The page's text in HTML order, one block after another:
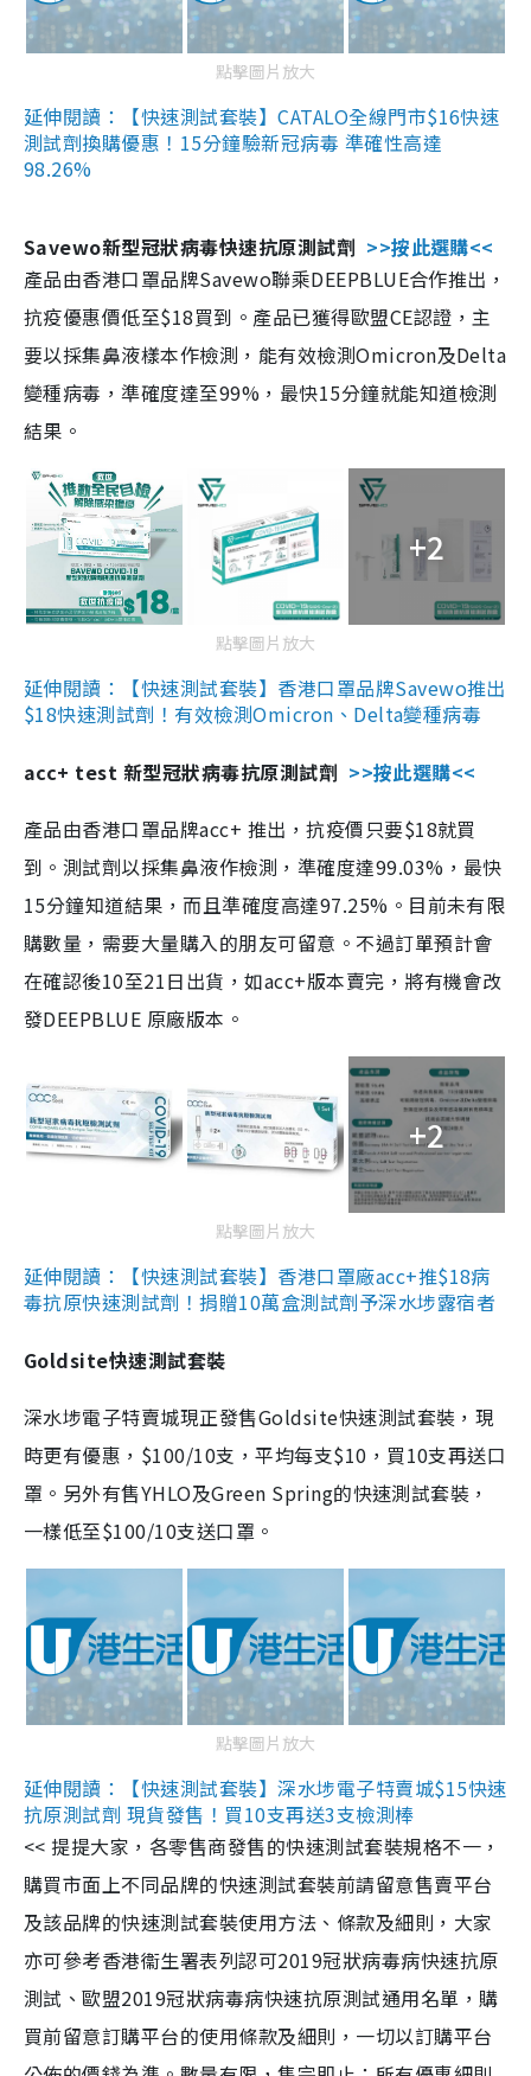
點擊圖片放大
延伸閱讀：【快速測試套裝】CATALO全線門市$16快速
測試劑換購優惠！15分鐘驗新冠病毒 準確性高達
98.26%
Savewo新型冠狀病毒快速抗原測試劑 >>按此選購<<
產品由香港口罩品牌Savewo聯乘DEEPBLUE合作推出，
抗疫優惠價低至$18買到。產品已獲得歐盟CE認證，主
要以採集鼻液樣本作檢測，能有效檢測Omicron及Delta
變種病毒，準確度達至99%，最快15分鐘就能知道檢測
結果。
+2
點擊圖片放大
延伸閱讀：【快速測試套裝】香港口罩品牌Savewo推出
$18快速測試劑！有效檢測Omicron、Delta變種病毒
acc+ test 新型冠狀病毒抗原測試劑 >>按此選購<<
產品由香港口罩品牌acc+ 推出，抗疫價只要$18就買
到。測試劑以採集鼻液作檢測，準確度達99.03%，最快
15分鐘知道結果，而且準確度高達97.25%。目前未有限
購數量，需要大量購入的朋友可留意。不過訂單預計會
在確認後10至21日出貨，如acc+版本賣完，將有機會改
發DEEPBLUE 原廠版本。
+2
點擊圖片放大
延伸閱讀：【快速測試套裝】香港口罩廠acc+推$18病
毒抗原快速測試劑！捐贈10萬盒測試劑予深水埗露宿者
Goldsite快速測試套裝
深水埗電子特賣城現正發售Goldsite快速測試套裝，現
時更有優惠，$100/10支，平均每支$10，買10支再送口
罩。另外有售YHLO及Green Spring的快速測試套裝，
一樣低至$100/10支送口罩。
點擊圖片放大
延伸閱讀：【快速測試套裝】深水埗電子特賣城$15快速
抗原測試劑 現貨發售！買10支再送3支檢測棒
<< 提提大家，各零售商發售的快速測試套裝規格不一，
購買市面上不同品牌的快速測試套裝前請留意售賣平台
及該品牌的快速測試套裝使用方法、條款及細則，大家
亦可參考香港衞生署表列認可2019冠狀病毒病快速抗原
測試、歐盟2019冠狀病毒病快速抗原測試通用名單，購
買前留意訂購平台的使用條款及細則，一切以訂購平台